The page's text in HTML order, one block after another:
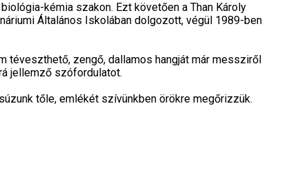
kémia szakon. Ezt követően a Than Károly
Általános Iskolában dolgozott, végül 1989-ben
téveszthető, zengő, dallamos hangját már messziről
jellemző szófordulatot.
tőle, emlékét szívünkben örökre megőrizzük.